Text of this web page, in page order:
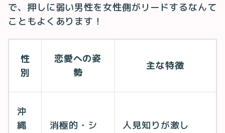
で、押しに弱い男性を女性側がリードするなんて
こともよくあります！
性
別
恋愛への姿
勢
主な特徴
沖
縄
消極的・シ
人見知りが激し